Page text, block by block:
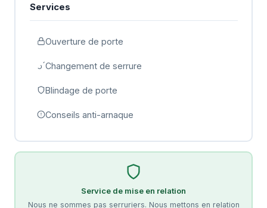
Services
Ouverture de porte
Changement de serrure
Blindage de porte
Conseils anti-arnaque
Service de mise en relation
Nous ne sommes pas serruriers. Nous mettons en relation